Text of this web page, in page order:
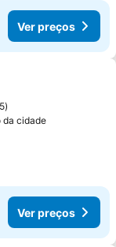
Ver preços
favoritos
da cidade
Ver preços